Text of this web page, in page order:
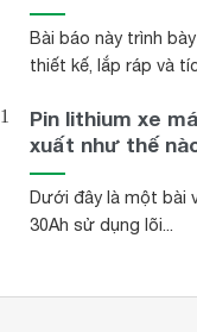
Bài báo này trình
thiết kế, lắp ráp và
Pin lithium xe
xuất như thế
Dưới đây là một bài
30Ah sử dụng lõi...